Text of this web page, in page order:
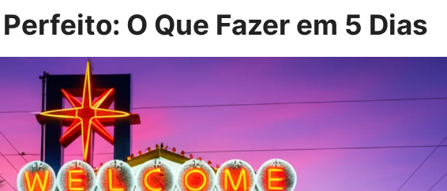
O Que Fazer em 5 Dias